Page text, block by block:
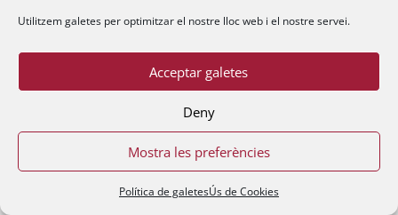
Utilitzem galetes per optimitzar el nostre lloc web i el nostre servei.
Acceptar galetes
Deny
Mostra les preferències
Política de galetesÚs de Cookies